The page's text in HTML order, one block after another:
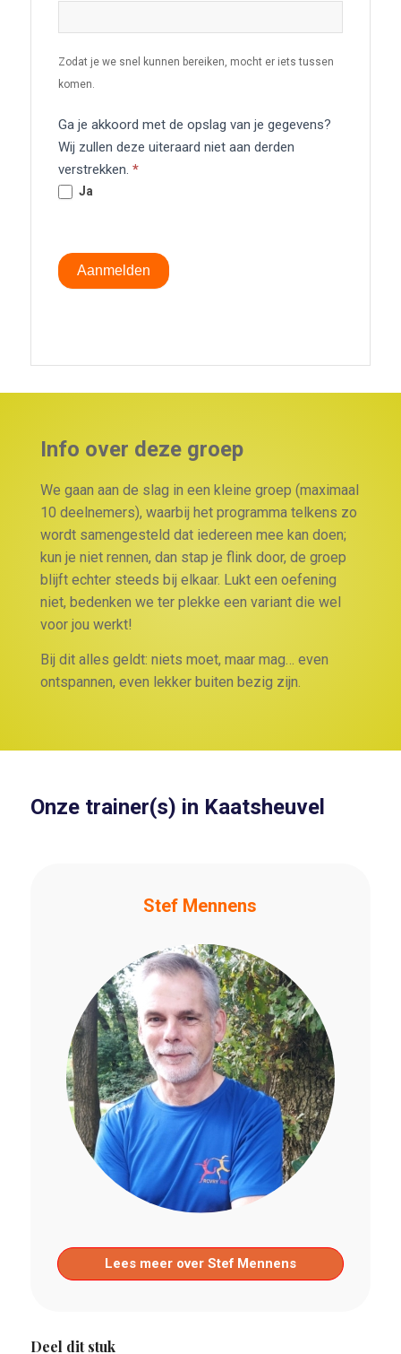
Zodat je we snel kunnen bereiken, mocht er iets tussen
komen.
Ga je akkoord met de opslag van je gegevens?
Wij zullen deze uiteraard niet aan derden
verstrekken. *
Ja
Aanmelden
Info over deze groep
We gaan aan de slag in een kleine groep (maximaal
10 deelnemers), waarbij het programma telkens zo
wordt samengesteld dat iedereen mee kan doen;
kun je niet rennen, dan stap je flink door, de groep
blijft echter steeds bij elkaar. Lukt een oefening
niet, bedenken we ter plekke een variant die wel
voor jou werkt!
Bij dit alles geldt: niets moet, maar mag… even
ontspannen, even lekker buiten bezig zijn.
Onze trainer(s) in Kaatsheuvel
Stef Mennens
Lees meer over Stef Mennens
Deel dit stuk